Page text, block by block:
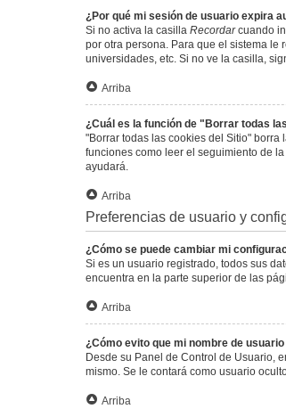
¿Por qué mi sesión de usuario expira
Si no activa la casilla Recordarcuando
por otra persona. Para que el sistema le
universidades, etc. Si no ve la casilla,
Arriba
¿Cuál es la función de "Borrar todas
"Borrar todas las cookies del Sitio"
funciones como leer el seguimiento de
ayudará.
Arriba
Preferencias de usuario y
¿Cómo se puede cambiar mi
Si es un usuario registrado, todos sus
encuentra en la parte superior de las
Arriba
¿Cómo evito que mi nombre de
Desde su Panel de Control de Usuario,
mismo. Se le contará como usuario
Arriba